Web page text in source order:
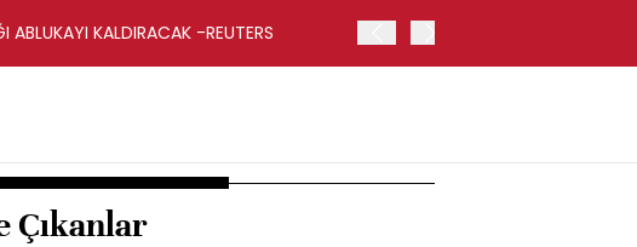
KALDIRACAK -REUTERS
Çıkanlar